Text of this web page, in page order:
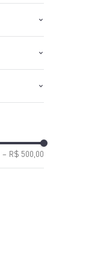
– R$ 500,00